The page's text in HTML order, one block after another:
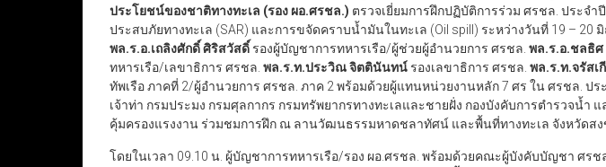
ประโยชน์ของชาติทางทะเล (รอง ผอ.ศรชล.) ตรวจเยี่ยมการฝึกปฏิบัติการร่วม ศรชล. ประจำ
ประสบภัยทางทะเล (SAR) และการขจัดคราบน้ำมันในทะเล (Oil spill) ระหว่างวันที่ 19 – 20
พล.ร.อ.เถลิงศักดิ์ ศิริสวัสดิ์ รองผู้บัญชาการทหารเรือ/ผู้ช่วยผู้อำนวยการ ศรชล. พล.ร.อ.ชลธิศ
ทหารเรือ/เลขาธิการ ศรชล. พล.ร.ท.ประวิณ จิตตินันทน์ รองเลขาธิการ ศรชล. พล.ร.ท.จรัสเ
ทัพเรือ ภาคที่ 2/ผู้อำนวยการ ศรชล. ภาค 2 พร้อมด้วยผู้แทนหน่วยงานหลัก 7 ศร ใน ศรชล. ปร
เจ้าท่า กรมประมง กรมศุลกากร กรมทรัพยากรทางทะเลและชายฝั่ง กองบังคับการตำรวจน้ำ
คุ้มครองแรงงาน ร่วมชมการฝึก ณ ลานวัฒนธรรมหาดชลาทัศน์ และพื้นที่ทางทะเล จังหวัดส
โดยในเวลา 09.10 น. ผู้บัญชาการทหารเรือ/รอง ผอ.ศรชล. พร้อมด้วยคณะผู้บังคับบัญชา ศรช